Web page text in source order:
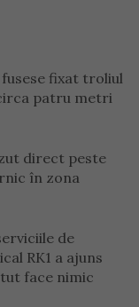
fixat troliul
patru metri
direct peste
în zona
de
RK1 a ajuns
face nimic